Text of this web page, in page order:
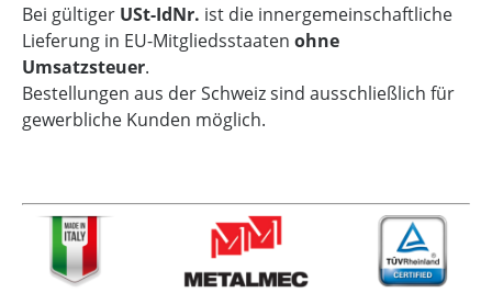
Bei gültiger USt-IdNr. ist die innergemeinschaftliche
Lieferung in EU-Mitgliedsstaaten ohne
Umsatzsteuer.
Bestellungen aus der Schweiz sind ausschließlich für
gewerbliche Kunden möglich.